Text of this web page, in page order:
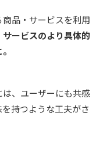
品・サービスを利用
ービスのより具体的
、ユーザーにも共感
持つような工夫がさ